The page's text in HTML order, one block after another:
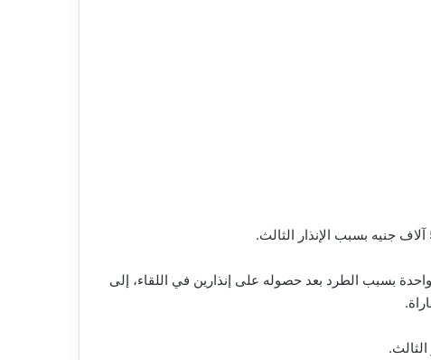
واحدة بسبب الطرد بعد حصوله على إنذارين في اللقاء، إلى